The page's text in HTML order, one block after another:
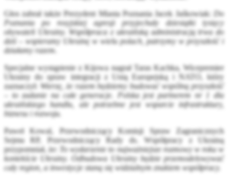
Głos zabrał także Prezydent Miasta Poznania Jacek Jaśkowiak:
Do
Poznania po rosyjskiej agresji przyjechały dziesiątki tysięcy
obywateli Ukrainy. Współpraca z ukraińską administracją trwa do
dziś – wspieramy Ukrainę w wielu polach, patrzymy w przyszłość i
działamy razem
Specjalne wystąpienie z Kijowa nagrał Taras Kachka, Wicepremier
Ukrainy do spraw integracji z Unią Europejską i NATO, który
zaznaczył: Wierzę, że razem będziemy budować wspólną przyszłość
– to zadanie na całe generacje. Polska jest partnerem nr 1 dla
ukraińskiego handlu, ale potrzebne jest wsparcie infrastruktury,
biznesu i rozwoju.
Paweł Kowal, Przewodniczący Komisji Spraw Zagranicznych
Sejmu RP, Przewodniczący Rady ds. Współpracy z Ukrainą
przypomniał, że:
To wydarzenie to najważniejsze rozmowy w roku w
kontekście Ukrainy. Odbudowa Ukrainy będzie przemodelowywać
cały region, a inwestycje staną się widzialnym znakiem współpracy.